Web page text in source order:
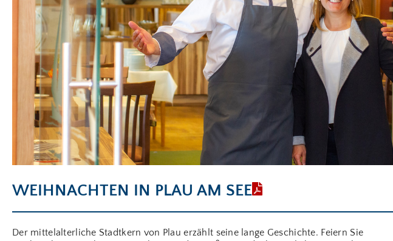
WEIHNACHTEN IN PLAU AM SEE
Der mittelalterliche Stadtkern von Plau erzählt seine lange Geschichte. Feiern Sie